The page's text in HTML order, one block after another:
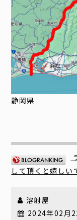
静岡県
して頂くと嬉しい
溶射屋
2024年02月